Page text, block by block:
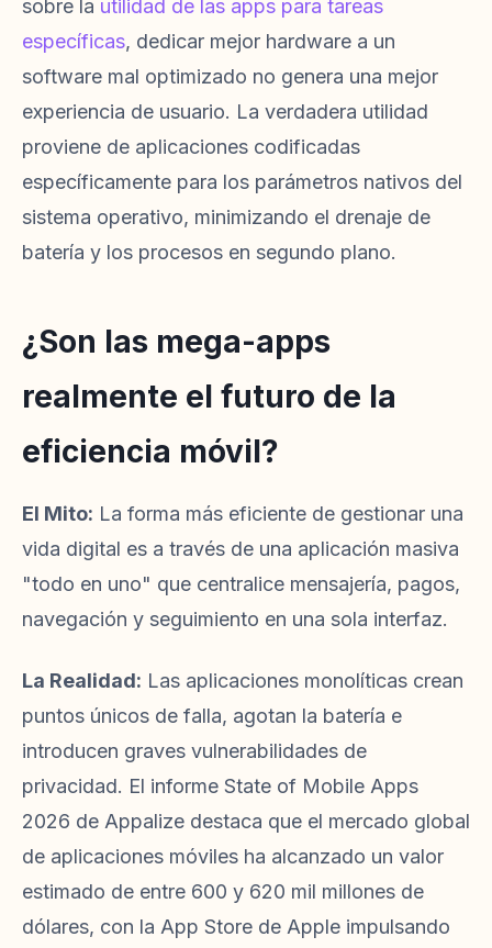
sobre la utilidad de las apps para tareas
específicas, dedicar mejor hardware a un
software mal optimizado no genera una mejor
experiencia de usuario. La verdadera utilidad
proviene de aplicaciones codificadas
específicamente para los parámetros nativos del
sistema operativo, minimizando el drenaje de
batería y los procesos en segundo plano.
¿Son las mega-apps
realmente el futuro de la
eficiencia móvil?
El Mito: La forma más eficiente de gestionar una
vida digital es a través de una aplicación masiva
"todo en uno" que centralice mensajería, pagos,
navegación y seguimiento en una sola interfaz.
La Realidad: Las aplicaciones monolíticas crean
puntos únicos de falla, agotan la batería e
introducen graves vulnerabilidades de
privacidad. El informe State of Mobile Apps
2026 de Appalize destaca que el mercado global
de aplicaciones móviles ha alcanzado un valor
estimado de entre 600 y 620 mil millones de
dólares, con la App Store de Apple impulsando